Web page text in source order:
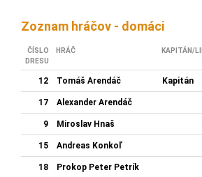
Zoznam hráčov - domáci
ČÍSLO
DRESU
HRÁČ KAPITÁN/
12 Tomáš Arendáč Kapitán
17 Alexander Arendáč
9 Miroslav Hnaš
15 Andreas Konkoľ
18 Prokop Peter Petrík